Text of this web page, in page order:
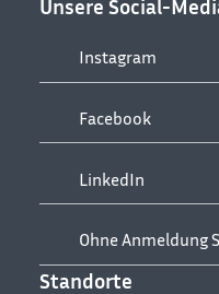
Unsere Social-
Instagram
Facebook
LinkedIn
Ohne Anmeldung
Standorte